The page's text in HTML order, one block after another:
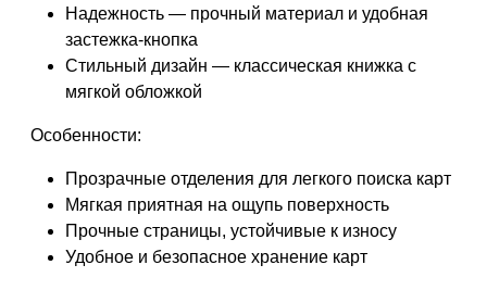
Надежность — прочный материал и удобная
застежка-кнопка
Стильный дизайн — классическая книжка с
мягкой обложкой
Особенности:
Прозрачные отделения для легкого поиска карт
Мягкая приятная на ощупь поверхность
Прочные страницы, устойчивые к износу
Удобное и безопасное хранение карт